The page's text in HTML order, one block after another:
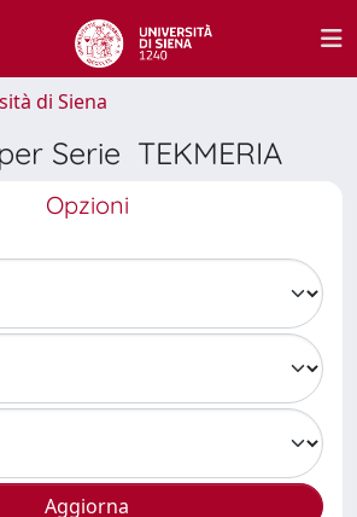
di Siena
Serie TEKMERIA
Opzioni